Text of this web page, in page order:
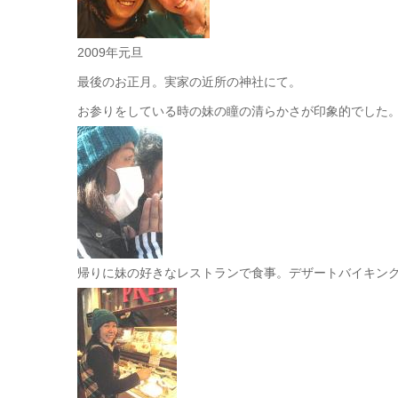
2009年元旦
最後のお正月。実家の近所の神社にて。
お参りをしている時の妹の瞳の清らかさが印象的でした
帰りに妹の好きなレストランで食事。デザートバイキング